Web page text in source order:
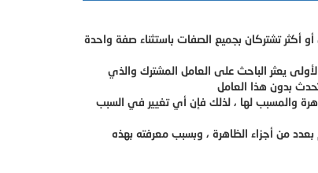
تشتركان بجميع الصفات باستثناء صفة واحدة
يعثر الباحث على العامل المشترك والذي
والمسبب لها ، لذلك فإن أي تغيير في السبب
من أجزاء الظاهرة ، وبسبب معرفته بهذه